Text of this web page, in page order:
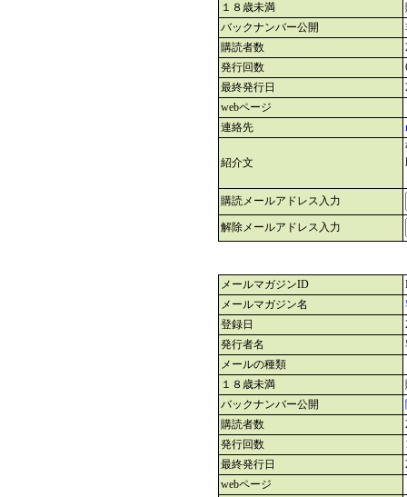
１８歳未満
バックナンバー公開
購読者数
発行回数
最終発行日
webページ
連絡先
紹介文
購読メールアドレス入力
解除メールアドレス入力
メールマガジンID
メールマガジン名
登録日
発行者名
メールの種類
１８歳未満
バックナンバー公開
購読者数
発行回数
最終発行日
webページ